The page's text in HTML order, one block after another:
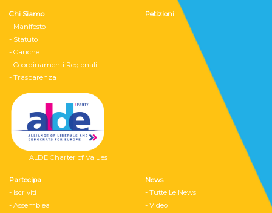
Chi Siamo
- Manifesto
- Statuto
- Cariche
- Coordinamenti Regionali
- Trasparenza
ALDE Charter of Values
Petizioni
Partecipa
- Iscriviti
- Assemblea
News
- Tutte Le News
- Video